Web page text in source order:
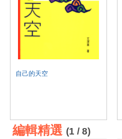
自己的天空
編輯精選 (1 / 8)